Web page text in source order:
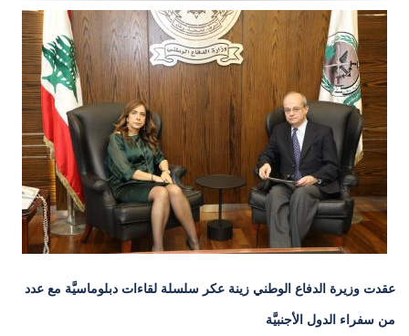
عقدت وزيرة الدفاع الوطني زينة عكر سلسلة لقاءات دبلوماسيَّة مع عدد
من سفراء الدول الأجنبيَّة